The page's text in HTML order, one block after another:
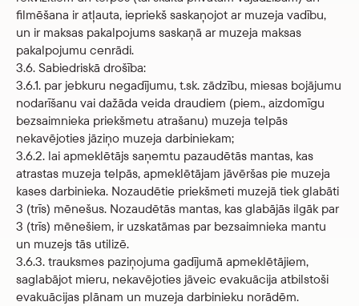
filmēšana ir atļauta, iepriekš saskaņojot ar muzeja vadību,
un ir maksas pakalpojums saskaņā ar muzeja maksas
pakalpojumu cenrādi.
3.6. Sabiedriskā drošība:
3.6.1. par jebkuru negadījumu, t.sk. zādzību, miesas bojājumu
nodarīšanu vai dažāda veida draudiem (piem., aizdomīgu
bezsaimnieka priekšmetu atrašanu) muzeja telpās
nekavējoties jāziņo muzeja darbiniekam;
3.6.2. lai apmeklētājs saņemtu pazaudētās mantas, kas
atrastas muzeja telpās, apmeklētājam jāvēršas pie muzeja
kases darbinieka. Nozaudētie priekšmeti muzejā tiek glabāti
3 (trīs) mēnešus. Nozaudētās mantas, kas glabājās ilgāk par
3 (trīs) mēnešiem, ir uzskatāmas par bezsaimnieka mantu
un muzejs tās utilizē.
3.6.3. trauksmes paziņojuma gadījumā apmeklētājiem,
saglabājot mieru, nekavējoties jāveic evakuācija atbilstoši
evakuācijas plānam un muzeja darbinieku norādēm.